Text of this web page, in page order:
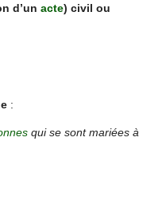
d’unacte) civil ou
:
qui se sont mariées à